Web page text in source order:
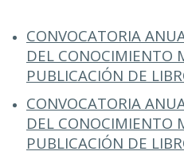
CONVOCATORIA
DEL CONOCIMIENTO
PUBLICACIÓN DE
CONVOCATORIA
DEL CONOCIMIENTO
PUBLICACIÓN DE